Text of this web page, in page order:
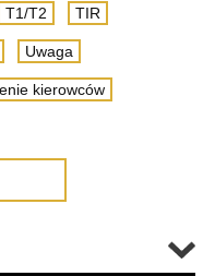
T1/T2 TIR
Uwaga
kierowców